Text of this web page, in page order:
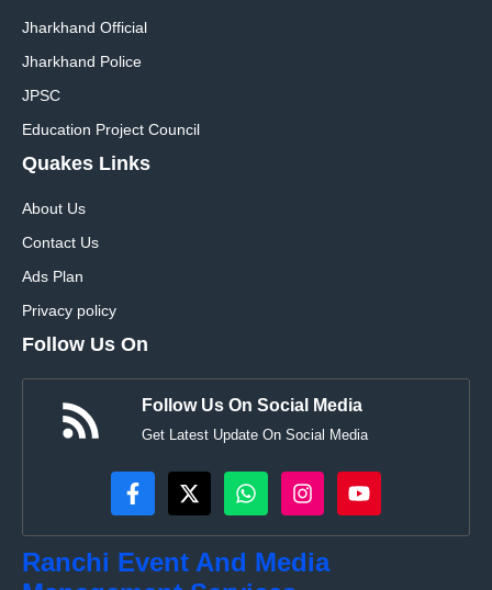
Jharkhand Official
Jharkhand Police
JPSC
Education Project Council
Quakes Links
About Us
Contact Us
Ads Plan
Privacy policy
Follow Us On
Follow Us On Social Media
Get Latest Update On Social Media
Ranchi Event And Media